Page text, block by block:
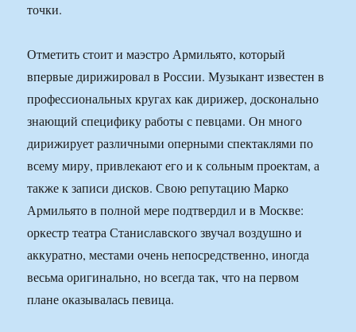
точки.
Отметить стоит и маэстро Армильято, который
впервые дирижировал в России. Музыкант известен в
профессиональных кругах как дирижер, досконально
знающий специфику работы с певцами. Он много
дирижирует различными оперными спектаклями по
всему миру, привлекают его и к сольным проектам, а
также к записи дисков. Свою репутацию Марко
Армильято в полной мере подтвердил и в Москве:
оркестр театра Станиславского звучал воздушно и
аккуратно, местами очень непосредственно, иногда
весьма оригинально, но всегда так, что на первом
плане оказывалась певица.